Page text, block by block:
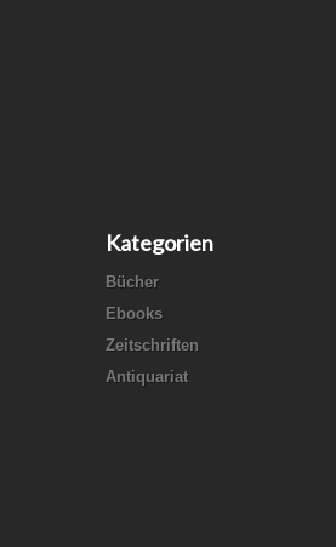
Kategorien
Bücher
Ebooks
Zeitschriften
Antiquariat